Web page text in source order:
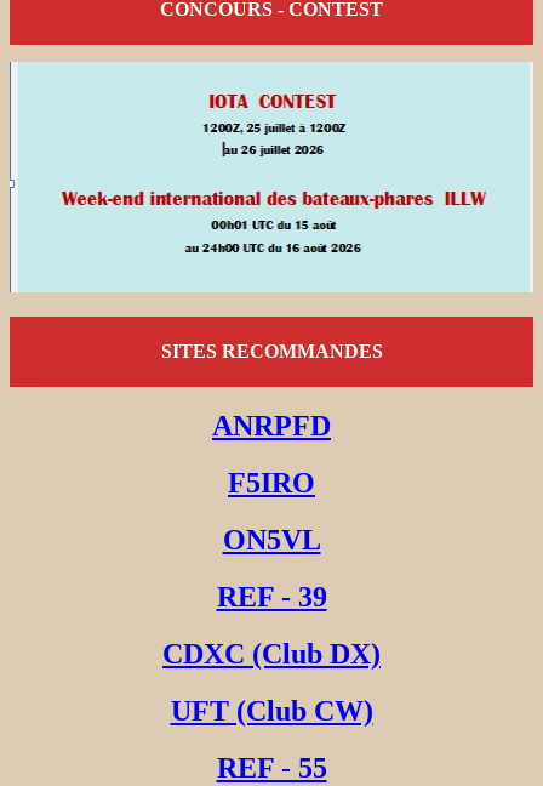
CONCOURS - CONTEST
SITES RECOMMANDES
ANRPFD
F5IRO
ON5VL
REF - 39
CDXC (Club DX)
UFT (Club CW)
REF - 55